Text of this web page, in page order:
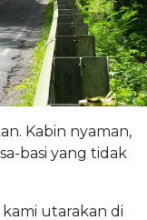
Kabin nyaman,
basi yang tidak
utarakan di